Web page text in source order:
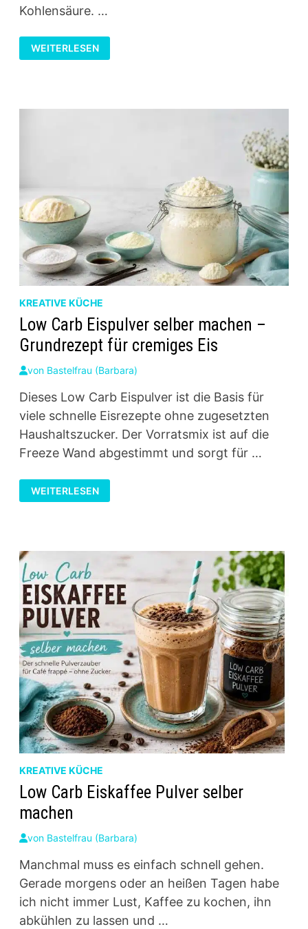
Kohlensäure. …
LOW
CARB
GETRÄNKEPULVER
OHNE
WEITERLESEN
KREATIVE KÜCHE
Low Carb Eispulver selber machen –
Grundrezept für cremiges Eis
von Bastelfrau (Barbara)
Dieses Low Carb Eispulver ist die Basis für
viele schnelle Eisrezepte ohne zugesetzten
Haushaltszucker. Der Vorratsmix ist auf die
Freeze Wand abgestimmt und sorgt für …
LOW
CARB
EISPULVER
FÜR
CREMIGES
EIS
WEITERLESEN
KREATIVE KÜCHE
Low Carb Eiskaffee Pulver selber
machen
von Bastelfrau (Barbara)
Manchmal muss es einfach schnell gehen.
Gerade morgens oder an heißen Tagen habe
ich nicht immer Lust, Kaffee zu kochen, ihn
abkühlen zu lassen und …